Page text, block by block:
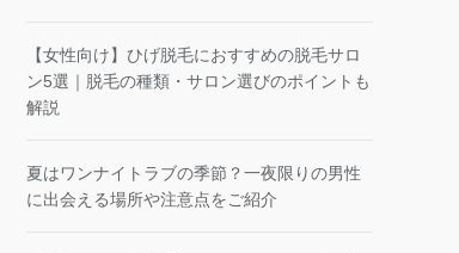
【女性向け】ひげ脱毛におすすめの脱毛サロ
ン5選｜脱毛の種類・サロン選びのポイントも
解説
夏はワンナイトラブの季節？一夜限りの男性
に出会える場所や注意点をご紹介